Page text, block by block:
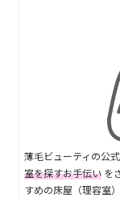
薄毛ビューティの公式
室を探すお手伝い を
すめの床屋（理容室